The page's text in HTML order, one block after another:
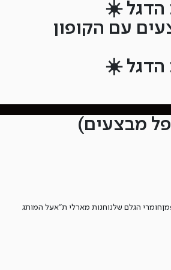
הדגל ☀️
הדגל ☀️
חומרי הגלם שלנוחנות מארלי ת”אעל המותג